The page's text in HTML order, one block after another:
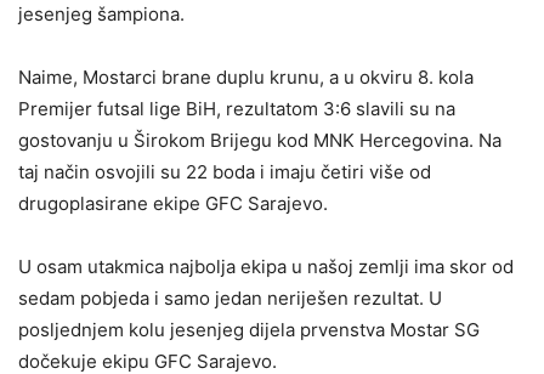
jesenjeg šampiona.
Naime, Mostarci brane duplu krunu, a u okviru 8. kola
Premijer futsal lige BiH, rezultatom 3:6 slavili su na
gostovanju u Širokom Brijegu kod MNK Hercegovina. Na
taj način osvojili su 22 boda i imaju četiri više od
drugoplasirane ekipe GFC Sarajevo.
U osam utakmica najbolja ekipa u našoj zemlji ima skor od
sedam pobjeda i samo jedan neriješen rezultat. U
posljednjem kolu jesenjeg dijela prvenstva Mostar SG
dočekuje ekipu GFC Sarajevo.